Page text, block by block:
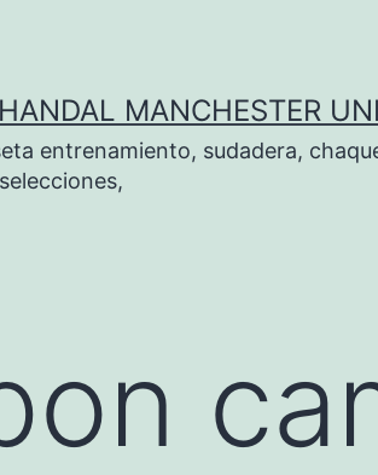
MANCHESTER
entrenamiento, sudadera,
selecciones,